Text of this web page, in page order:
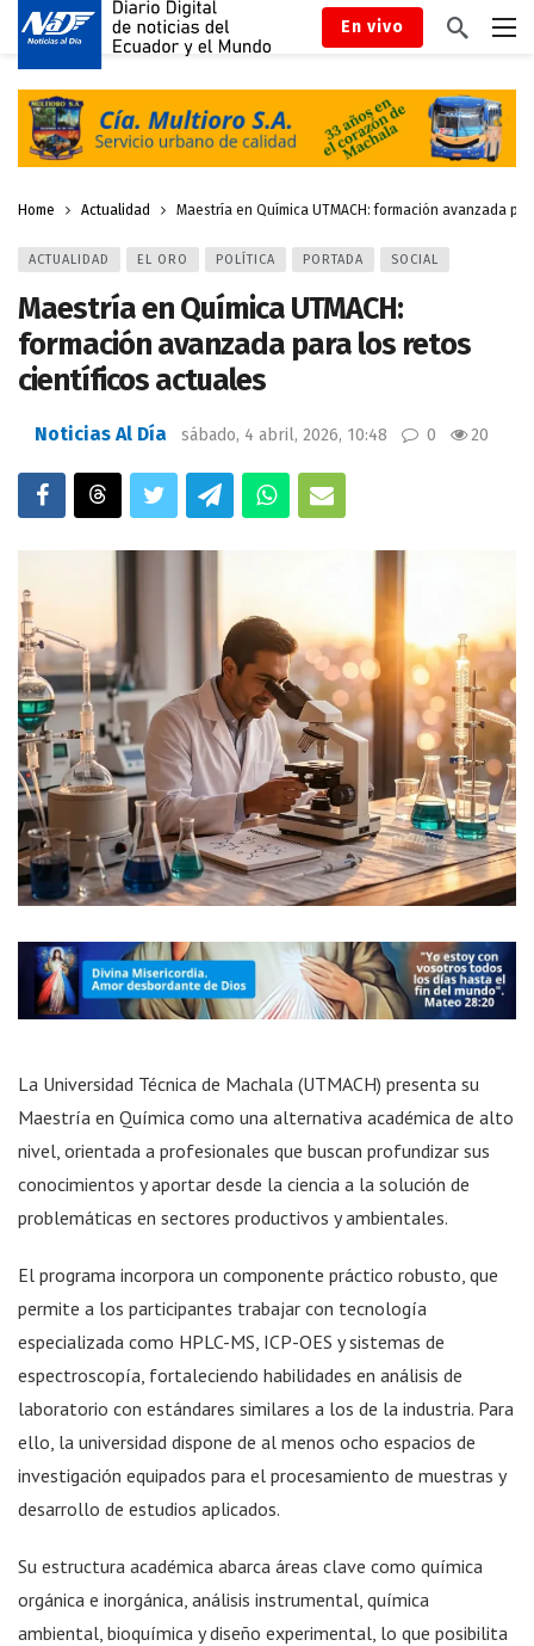
En vivo
Home Actualidad Maestría en Química UTMACH: formación avanzada
ACTUALIDAD EL ORO POLÍTICA PORTADA SOCIAL
Maestría en Química UTMACH:
formación avanzada para los retos
científicos actuales
Noticias Al Día sábado, 4 abril, 2026, 10:48 0 20
La Universidad Técnica de Machala (UTMACH) presenta su
Maestría en Química como una alternativa académica de alto
nivel, orientada a profesionales que buscan profundizar sus
conocimientos y aportar desde la ciencia a la solución de
problemáticas en sectores productivos y ambientales.
El programa incorpora un componente práctico robusto, que
permite a los participantes trabajar con tecnología
especializada como HPLC-MS, ICP-OES y sistemas de
espectroscopía, fortaleciendo habilidades en análisis de
laboratorio con estándares similares a los de la industria. Para
ello, la universidad dispone de al menos ocho espacios de
investigación equipados para el procesamiento de muestras y
desarrollo de estudios aplicados.
Su estructura académica abarca áreas clave como química
orgánica e inorgánica, análisis instrumental, química
ambiental, bioquímica y diseño experimental, lo que posibilita